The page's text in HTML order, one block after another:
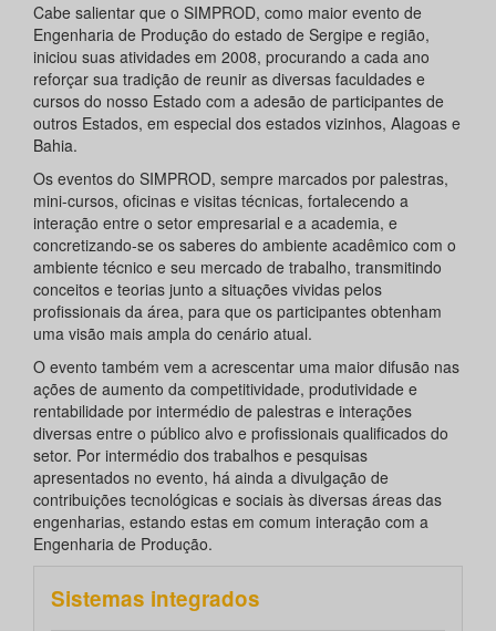
Cabe salientar que o SIMPROD, como maior evento de
Engenharia de Produção do estado de Sergipe e região,
iniciou suas atividades em 2008, procurando a cada ano
reforçar sua tradição de reunir as diversas faculdades e
cursos do nosso Estado com a adesão de participantes de
outros Estados, em especial dos estados vizinhos, Alagoas e
Bahia.
Os eventos do SIMPROD, sempre marcados por palestras,
mini-cursos, oficinas e visitas técnicas, fortalecendo a
interação entre o setor empresarial e a academia, e
concretizando-se os saberes do ambiente acadêmico com o
ambiente técnico e seu mercado de trabalho, transmitindo
conceitos e teorias junto a situações vividas pelos
profissionais da área, para que os participantes obtenham
uma visão mais ampla do cenário atual.
O evento também vem a acrescentar uma maior difusão nas
ações de aumento da competitividade, produtividade e
rentabilidade por intermédio de palestras e interações
diversas entre o público alvo e profissionais qualificados do
setor. Por intermédio dos trabalhos e pesquisas
apresentados no evento, há ainda a divulgação de
contribuições tecnológicas e sociais às diversas áreas das
engenharias, estando estas em comum interação com a
Engenharia de Produção.
Sistemas integrados